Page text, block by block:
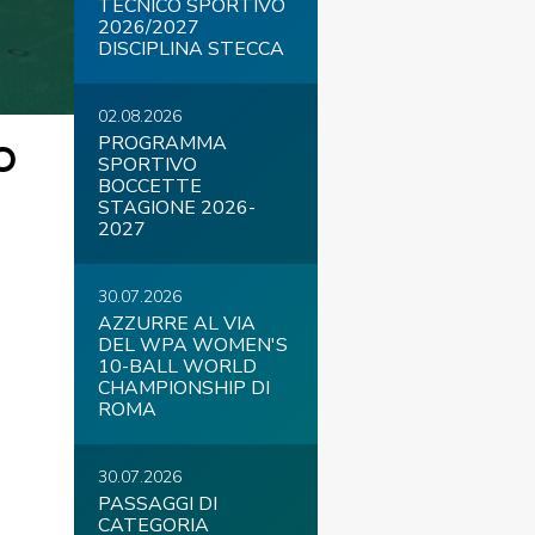
COVID-19
Link Federazione Trasparente
TECNICO SPORTIVO
2026/2027
DISCIPLINA STECCA
02.08.2026
PROGRAMMA
SPORTIVO
BOCCETTE
STAGIONE 2026-
2027
30.07.2026
AZZURRE AL VIA
DEL WPA WOMEN'S
10-BALL WORLD
CHAMPIONSHIP DI
ROMA
30.07.2026
PASSAGGI DI
CATEGORIA